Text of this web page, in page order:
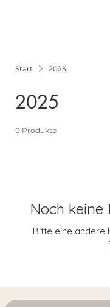
Start 2025
2025
0 Produkte
Noch keine
Bitte eine andere